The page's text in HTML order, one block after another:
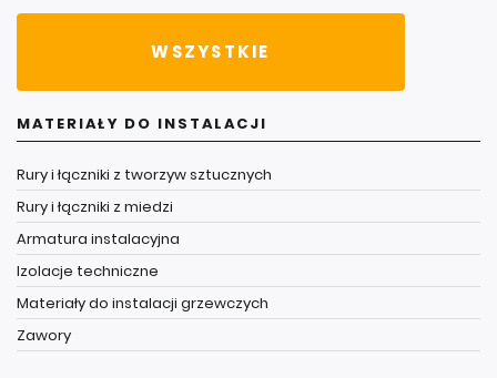
WSZYSTKIE
MATERIAŁY DO INSTALACJI
Rury i łączniki z tworzyw sztucznych
Rury i łączniki z miedzi
Armatura instalacyjna
Izolacje techniczne
Materiały do instalacji grzewczych
Zawory